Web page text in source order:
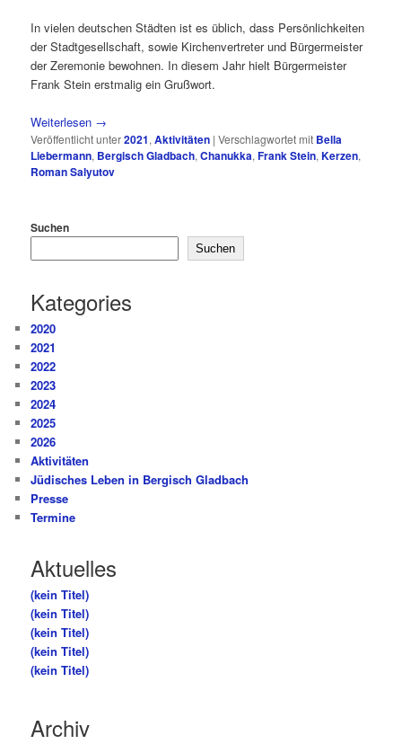
In vielen deutschen Städten ist es üblich, dass Persönlichkeiten
der Stadtgesellschaft, sowie Kirchenvertreter und Bürgermeister
der Zeremonie bewohnen. In diesem Jahr hielt Bürgermeister
Frank Stein erstmalig ein Grußwort.
Weiterlesen →
Veröffentlicht unter2021,Aktivitäten |Verschlagwortet mit Bella
Liebermann, Bergisch Gladbach,Chanukka,Frank Stein,Kerzen,
Roman Salyutov
Suchen
Suchen
Kategories
2020
2021
2022
2023
2024
2025
2026
Aktivitäten
Jüdisches Leben in Bergisch Gladbach
Presse
Termine
Aktuelles
(kein Titel)
(kein Titel)
(kein Titel)
(kein Titel)
(kein Titel)
Archiv